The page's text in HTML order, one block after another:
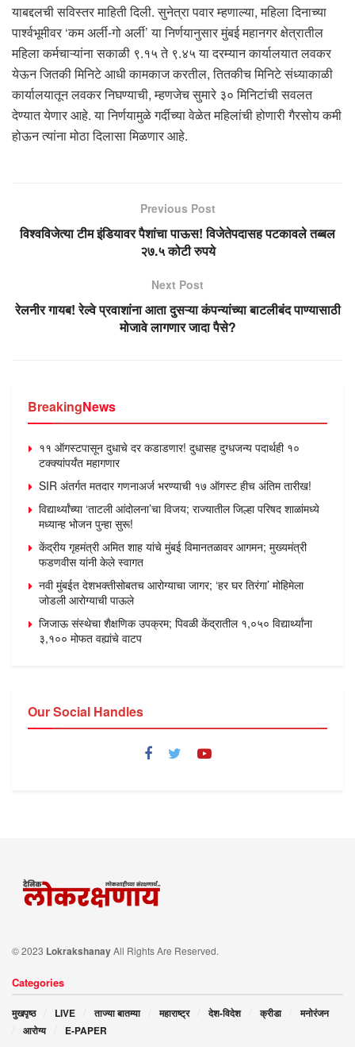
याबद्दलची सविस्तर माहिती दिली. सुनेत्रा पवार म्हणाल्या, महिला दिनाच्या
पार्श्वभूमीवर ‘कम अर्ली-गो अर्ली’ या निर्णयानुसार मुंबई महानगर क्षेत्रातील
महिला कर्मचाऱ्यांना सकाळी ९.१५ ते ९.४५ या दरम्यान कार्यालयात लवकर
येऊन जितकी मिनिटे आधी कामकाज करतील, तितकीच मिनिटे संध्याकाळी
कार्यालयातून लवकर निघण्याची, म्हणजेच सुमारे ३० मिनिटांची सवलत
देण्यात येणार आहे. या निर्णयामुळे गर्दीच्या वेळेत महिलांची होणारी गैरसोय कमी
होऊन त्यांना मोठा दिलासा मिळणार आहे.
Previous Post
विश्वविजेत्या टीम इंडियावर पैशांचा पाऊस! विजेतेपदासह पटकावले तब्बल
२७.५ कोटी रुपये
Next Post
रेलनीर गायब! रेल्वे प्रवाशांना आता दुसऱ्या कंपन्यांच्या बाटलीबंद पाण्यासाठी
मोजावे लागणार जादा पैसे?
BreakingNews
११ ऑगस्टपासून दुधाचे दर कडाडणार! दुधासह दुग्धजन्य पदार्थही १०
टक्क्यांपर्यंत महागणार
SIR अंतर्गत मतदार गणनाअर्ज भरण्याची १७ ऑगस्ट हीच अंतिम तारीख!
विद्यार्थ्यांच्या ‘ताटली आंदोलना’चा विजय; राज्यातील जिल्हा परिषद शाळांमध्ये
मध्यान्ह भोजन पुन्हा सुरू!
केंद्रीय गृहमंत्री अमित शाह यांचे मुंबई विमानतळावर आगमन; मुख्यमंत्री
फडणवीस यांनी केले स्वागत
नवी मुंबईत देशभक्तीसोबतच आरोग्याचा जागर; ‘हर घर तिरंगा’ मोहिमेला
जोडली आरोग्याची पाऊले
जिजाऊ संस्थेचा शैक्षणिक उपक्रम; पिवळी केंद्रातील १,०५० विद्यार्थ्यांना
३,१०० मोफत वह्यांचे वाटप
Our Social Handles
© 2023 LokrakshanayAll Rights Are Reserved.
Categories
मुखपृष्ठ LIVE ताज्या बातम्या महाराष्ट्र देश-विदेश क्रीडा
मनोरंजन
आरोग्य
E-PAPER